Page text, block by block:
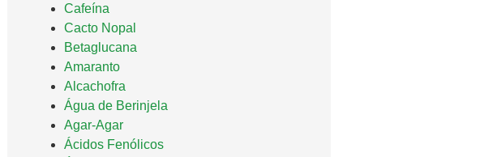
Cafeína
Cacto Nopal
Betaglucana
Amaranto
Alcachofra
Água de Berinjela
Agar-Agar
Ácidos Fenólicos